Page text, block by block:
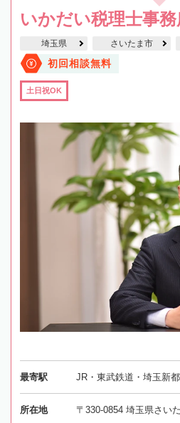
いかだい税理士事務
埼玉県 さいたま市
初回相談無料
土日祝OK
最寄駅 JR・東武鉄道・埼玉新
所在地 〒330-0854 埼玉県さい